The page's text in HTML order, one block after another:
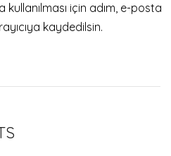
için adım, e-posta
kaydedilsin.